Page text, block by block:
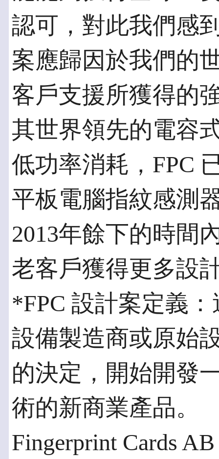
認可，對此我們感
案應歸因於我們的
客戶支援所獲得的
其世界領先的電容
低功率消耗，FPC
平板電腦指紋感測
2013年餘下的時間
老客戶獲得更多設
*FPC 設計案定義
設備製造商或原始
的決定，開始開發
術的新商業產品。
Fingerprint Cards